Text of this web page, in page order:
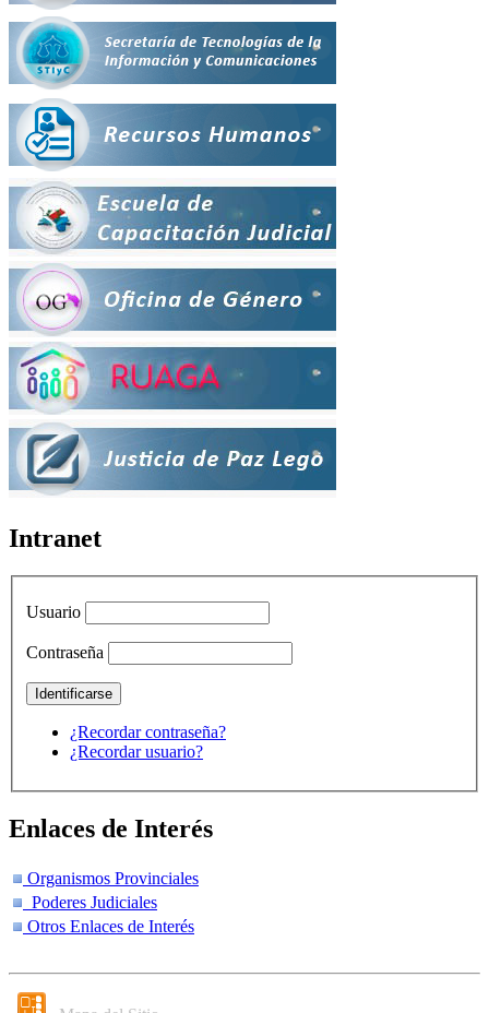
Intranet
Usuario
Contraseña
¿Recordar contraseña?
¿Recordar usuario?
Enlaces de Interés
Organismos Provinciales
Poderes Judiciales
Otros Enlaces de Interés